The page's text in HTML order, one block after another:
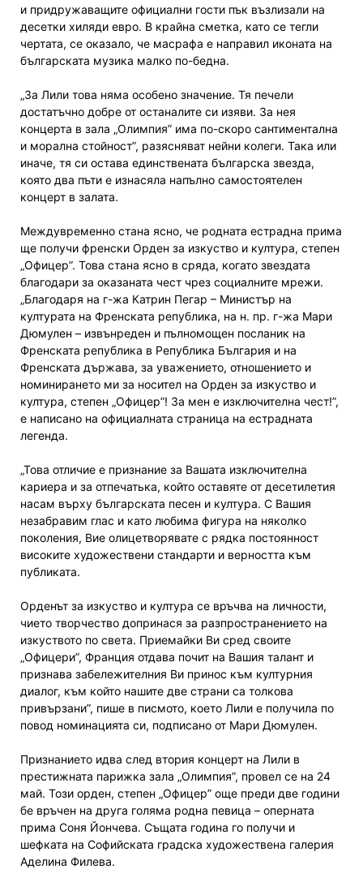
и придружаващите официални гости пък възлизали на
десетки хиляди евро. В крайна сметка, като се тегли
чертата, се оказало, че масрафа е направил иконата на
българската музика малко по-бедна.
„За Лили това няма особено значение. Тя печели
достатъчно добре от останалите си изяви. За нея
концерта в зала „Олимпия” има по-скоро сантиментална
и морална стойност”, разясняват нейни колеги. Така или
иначе, тя си остава единствената българска звезда,
която два пъти е изнасяла напълно самостоятелен
концерт в залата.
Междувременно стана ясно, че родната естрадна прима
ще получи френски Орден за изкуство и култура, степен
„Офицер”. Това стана ясно в сряда, когато звездата
благодари за оказаната чест чрез социалните мрежи.
„Благодаря на г-жа Катрин Пегар – Министър на
културата на Френската република, на н. пр. г-жа Мари
Дюмулен – извънреден и пълномощен посланик на
Френската република в Република България и на
Френската държава, за уважението, отношението и
номинирането ми за носител на Орден за изкуство и
култура, степен „Офицер”! За мен е изключителна чест!”,
е написано на официалната страница на естрадната
легенда.
„Това отличие е признание за Вашата изключителна
кариера и за отпечатька, който оставяте от десетилетия
насам върху българската песен и култура. С Вашия
незабравим глас и като любима фигура на няколко
поколения, Вие олицетворявате с рядка постоянност
високите художествени стандарти и верността към
публиката.
Орденът за изкуство и култура се връчва на личности,
чието творчество допринася за разпространението на
изкуството по света. Приемайки Ви сред своите
„Офицери”, Франция отдава почит на Вашия талант и
признава забележителния Ви принос към културния
диалог, към който нашите две страни са толкова
привързани”, пише в писмото, което Лили е получила по
повод номинацията си, подписано от Мари Дюмулен.
Признанието идва след втория концерт на Лили в
престижната парижка зала „Олимпия”, провел се на 24
май. Този орден, степен „Офицер” още преди две години
бе връчен на друга голяма родна певица – оперната
прима Соня Йончева. Същата година го получи и
шефката на Софийската градска художествена галерия
Аделина Филева.